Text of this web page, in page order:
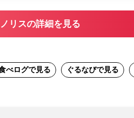
リスの詳細を見る
べログで見る ぐるなびで見る